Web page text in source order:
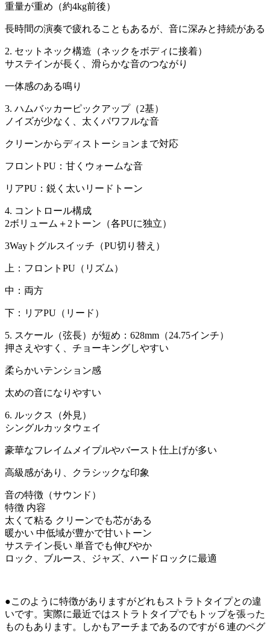
重量が重め（約4kg前後）
長時間の演奏で疲れることもあるが、音に深みと持続がある
2. セットネック構造（ネックをボディに接着）
サステインが長く、滑らかな音のつながり
一体感のある鳴り
3. ハムバッカーピックアップ（2基）
ノイズが少なく、太くパワフルな音
クリーンからディストーションまで対応
フロントPU：甘くウォームな音
リアPU：鋭く太いリードトーン
4. コントロール構成
2ボリューム＋2トーン（各PUに独立）
3Wayトグルスイッチ（PU切り替え）
上：フロントPU（リズム）
中：両方
下：リアPU（リード）
5. スケール（弦長）が短め：628mm（24.75インチ）
押さえやすく、チョーキングしやすい
柔らかいテンション感
太めの音になりやすい
6. ルックス（外見）
シングルカッタウェイ
豪華なフレイムメイプルやバースト仕上げが多い
高級感があり、クラシックな印象
音の特徴（サウンド）
特徴 内容
太くて粘る クリーンでも芯がある
暖かい 中低域が豊かで甘いトーン
サステイン長い 単音でも伸びやか
ロック、ブルース、ジャズ、ハードロックに最適
●このように特徴がありますがどれもストラトタイプとの違
いです。実際に最近ではストラトタイプでもトップを張った
ものもあります。しかもアーチまであるのですが６連のペグ